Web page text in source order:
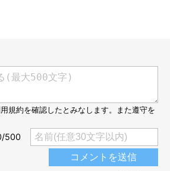
のカラカラに乾いたウンチが着いていて
友さんと話していました。
ふもふしているので、うんちしたあとは
ついてしまっていたりして気づかないと